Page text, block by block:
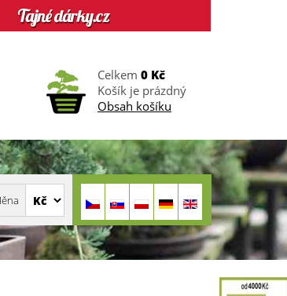
Celkem 0 Kč
Košík je prázdný
Obsah košíku